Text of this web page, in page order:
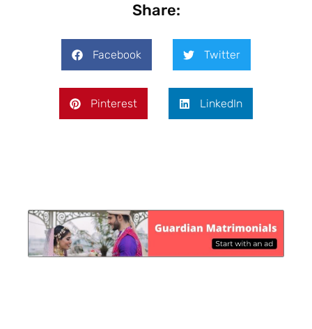
Share:
Facebook Twitter
Pinterest LinkedIn